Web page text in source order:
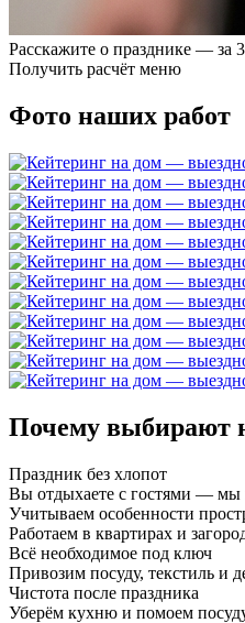
Расскажите о празднике — за
Получить расчёт меню
Фото наших работ
Почему выбирают
Праздник без хлопот
Вы отдыхаете с гостями — мы
Учитываем особенности
Работаем в квартирах и
Всё необходимое под ключ
Привозим посуду, текстиль и
Чистота после праздника
Уберём кухню и помоем